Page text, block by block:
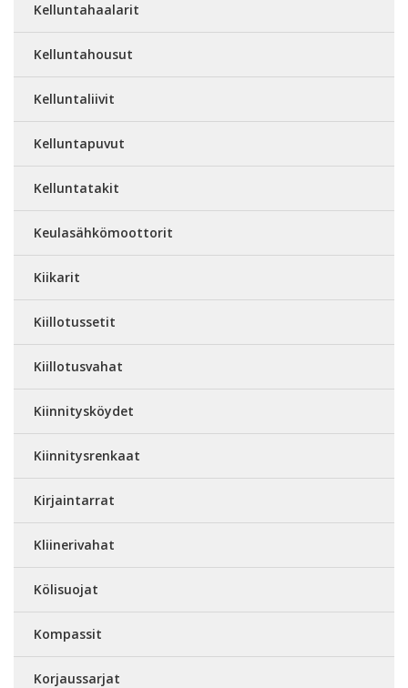
Kelluntahaalarit
Kelluntahousut
Kelluntaliivit
Kelluntapuvut
Kelluntatakit
Keulasähkömoottorit
Kiikarit
Kiillotussetit
Kiillotusvahat
Kiinnitysköydet
Kiinnitysrenkaat
Kirjaintarrat
Kliinerivahat
Kölisuojat
Kompassit
Korjaussarjat